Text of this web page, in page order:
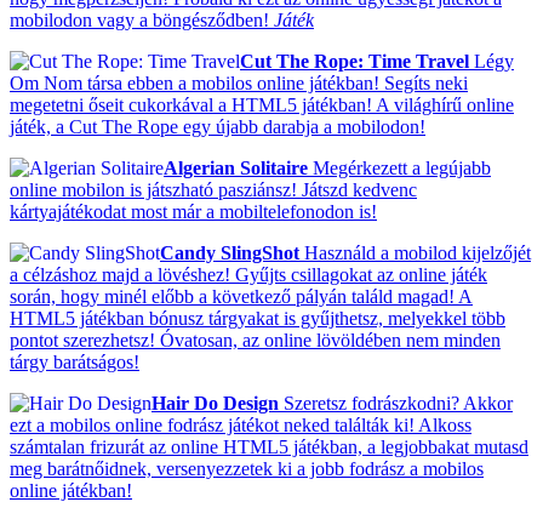
mobilodon vagy a böngésződben! Játék
Cut The Rope: Time Travel Légy
Om Nom társa ebben a mobilos online játékban! Segíts neki
megetetni őseit cukorkával a HTML5 játékban! A világhírű online
játék, a Cut The Rope egy újabb darabja a mobilodon!
Algerian Solitaire Megérkezett a legújabb
online mobilon is játszható pasziánsz! Játszd kedvenc
kártyajátékodat most már a mobiltelefonodon is!
Candy SlingShot Használd a mobilod kijelzőjét
a célzáshoz majd a lövéshez! Gyűjts csillagokat az online játék
során, hogy minél előbb a következő pályán találd magad! A
HTML5 játékban bónusz tárgyakat is gyűjthetsz, melyekkel több
pontot szerezhetsz! Óvatosan, az online lövöldében nem minden
tárgy barátságos!
Hair Do Design Szeretsz fodrászkodni? Akkor
ezt a mobilos online fodrász játékot neked találták ki! Alkoss
számtalan frizurát az online HTML5 játékban, a legjobbakat mutasd
meg barátnőidnek, versenyezzetek ki a jobb fodrász a mobilos
online játékban!